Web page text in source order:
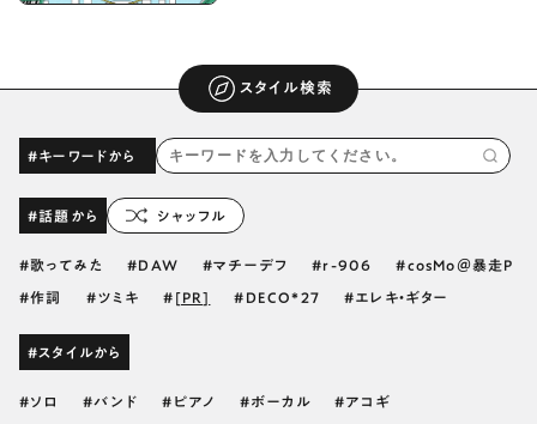
スタイル検索
#キーワードから
#話題から シャッフル
歌ってみた DAW マチーデフ r-906 cosMo＠暴走P
作詞 ツミキ [PR] DECO*27 エレキ・ギター
#スタイルから
ソロ バンド ピアノ ボーカル アコギ